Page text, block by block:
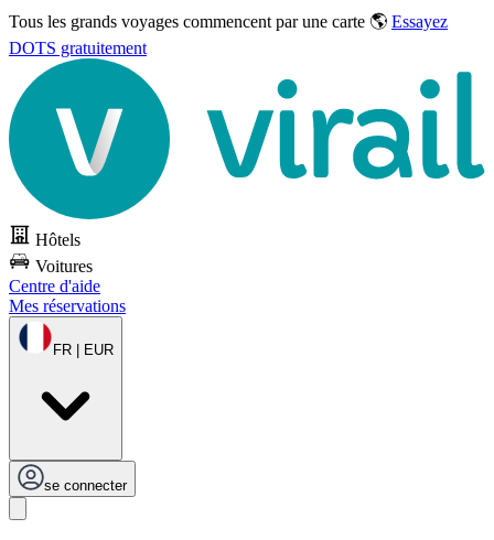
Tous les grands voyages commencent par une carte 🌎 Essayez
DOTS gratuitement
Hôtels
Voitures
Centre d'aide
Mes réservations
FR | EUR
se connecter